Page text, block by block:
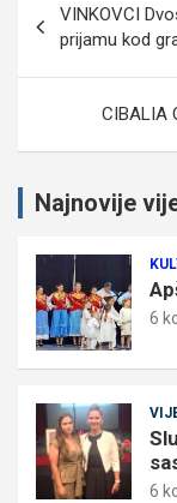
objava
VINKOVCI
prijamu kod
CIBALIA
Najnovije
6
6